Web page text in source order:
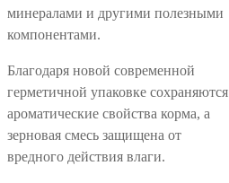
минералами и другими полезными
компонентами.
Благодаря новой современной
герметичной упаковке сохраняются
ароматические свойства корма, а
зерновая смесь защищена от
вредного действия влаги.